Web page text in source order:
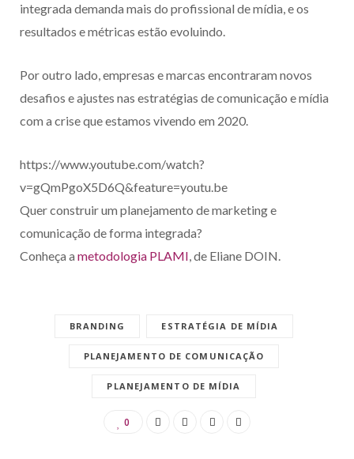
integrada demanda mais do profissional de mídia, e os
resultados e métricas estão evoluindo.
Por outro lado, empresas e marcas encontraram novos
desafios e ajustes nas estratégias de comunicação e mídia
com a crise que estamos vivendo em 2020.
https://www.youtube.com/watch?
v=gQmPgoX5D6Q&feature=youtu.be
Quer construir um planejamento de marketing e
comunicação de forma integrada?
Conheça a metodologia PLAMI, de Eliane DOIN.
BRANDING ESTRATÉGIA DE MÍDIA
PLANEJAMENTO DE COMUNICAÇÃO
PLANEJAMENTO DE MÍDIA
0